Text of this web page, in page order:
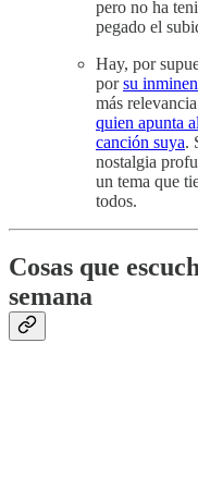
pero no ha
pegado el
Hay, por
porsu
más
quien apunta
canción suya.
nostalgia
un tema que
todos.
Cosas que
semana